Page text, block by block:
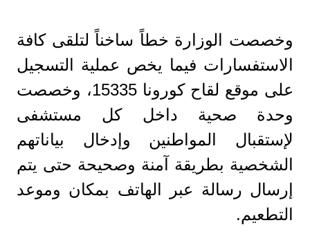
وخصصت الوزارة خطاً ساخناً لتلقى كافة
الاستفسارات فيما يخص عملية التسجيل
على موقع لقاح كورونا 15335، وخصصت
وحدة صحية داخل كل مستشفى
لإستقبال المواطنين وإدخال بياناتهم
الشخصية بطريقة آمنة وصحيحة حتى يتم
إرسال رسالة عبر الهاتف بمكان وموعد
التطعيم.